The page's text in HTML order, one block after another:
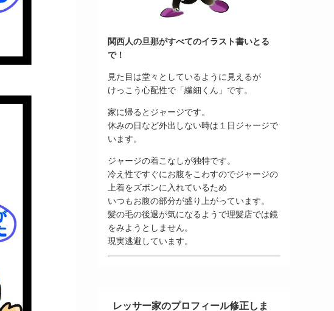
関西人の旦那がすべてのイラスト書いとる
で！
見た目は堂々としているように見えるが
けっこう心配性で「繊細くん」です。
家に帰るとジャージです。
休みの日など外出しない時は１日ジャージで
います。
ジャージの着こなしが独特です。
冷え性ですぐにお腹をこわすのでジャージの
上着をズボンに入れているため
いつもお腹の部分が盛り上がっています。
髪の毛の後退が気になるようで理髪店では鏡
をみようとしません。
現実逃避しています。
レッサー家のプロフィール修正しま